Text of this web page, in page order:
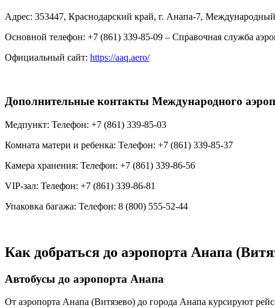
Адрес: 353447, Краснодарский край, г. Анапа-7,
Основной телефон: +7 (861) 339-85-09 – Справочная служба
Официальный сайт: https://aaq.aero/
Дополнительные контакты Международного
Медпункт: Телефон: +7 (861) 339-85-03
Комната матери и ребенка: Телефон: +7 (861) 339-85-37
Камера хранения: Телефон: +7 (861) 339-86-56
VIP-зал: Телефон: +7 (861) 339-86-81
Упаковка багажа: Телефон: 8 (800) 555-52-44
Как добраться до аэропорта Анапа
Автобусы до аэропорта Анапа
От аэропорта Анапа (Витязево) до города Анапа курсируют